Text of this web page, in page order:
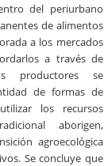
del periurbano
de alimentos
a los mercados
a través de
productores se
de formas de
los recursos
aborigen,
agroecológica
Se concluye que